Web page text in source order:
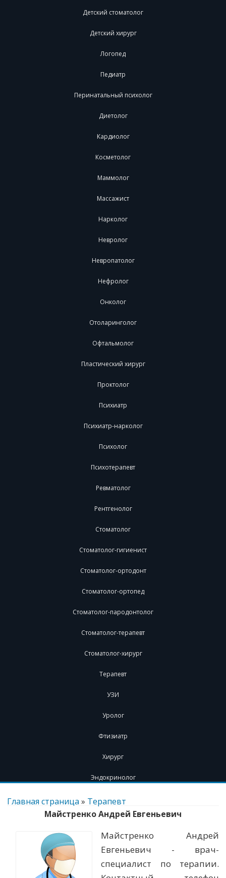
Детский стоматолог
Детский хирург
Логопед
Педиатр
Перинатальный психолог
Диетолог
Кардиолог
Косметолог
Маммолог
Массажист
Нарколог
Невролог
Невропатолог
Нефролог
Онколог
Отоларинголог
Офтальмолог
Пластический хирург
Проктолог
Психиатр
Психиатр-нарколог
Психолог
Психотерапевт
Ревматолог
Рентгенолог
Стоматолог
Стоматолог-гигиенист
Стоматолог-ортодонт
Стоматолог-ортопед
Стоматолог-пародонтолог
Стоматолог-терапевт
Стоматолог-хирург
Терапевт
УЗИ
Уролог
Фтизиатр
Хирург
Эндокринолог
Перейти
содержимому
Главная страница » Терапевт
Майстренко Андрей Евгеньевич
Майстренко Андрей
Евгеньевич - врач-
специалист по терапии.